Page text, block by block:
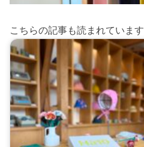
こちらの記事も読まれています